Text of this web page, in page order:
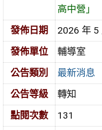
高中營」
發佈日期
2026 年 5
發佈單位
輔導室
公告類別
最新消息
公告等級
轉知
點閱次數
131